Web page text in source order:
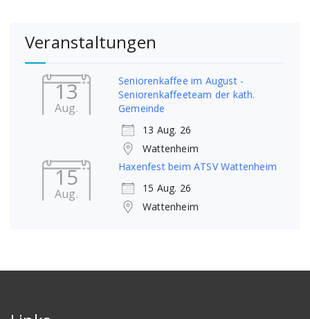
Veranstaltungen
13
Aug.
Seniorenkaffee im August -
Seniorenkaffeeteam der kath.
Gemeinde
13 Aug. 26
Wattenheim
15
Aug.
Haxenfest beim ATSV Wattenheim
15 Aug. 26
Wattenheim